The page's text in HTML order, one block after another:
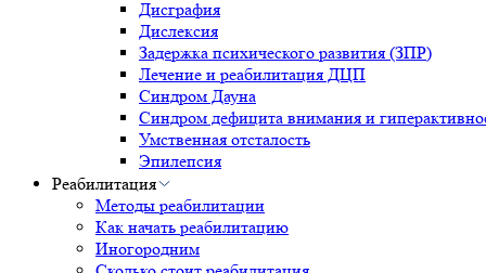
Дисграфия
Дислексия
Задержка психического развития (ЗПР)
Лечение и реабилитация ДЦП
Синдром Дауна
Синдром дефицита внимания и
Умственная отсталость
Эпилепсия
Реабилитация
Методы реабилитации
Как начать реабилитацию
Иногородним